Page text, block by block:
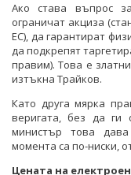
Ако става въпрос
ограничат акциза
ЕС), да гарантират
да подкрепят
правим). Това е
изтъкна Трайков.
Като друга мярка
веригата, без да ги
министър това
момента са по-ниски,
Цената на